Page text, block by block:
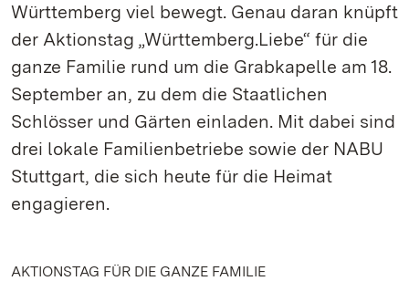
Württemberg viel bewegt. Genau daran knüpft
der Aktionstag „Württemberg.Liebe“ für die
ganze Familie rund um die Grabkapelle am 18.
September an, zu dem die Staatlichen
Schlösser und Gärten einladen. Mit dabei sind
drei lokale Familienbetriebe sowie der NABU
Stuttgart, die sich heute für die Heimat
engagieren.
AKTIONSTAG FÜR DIE GANZE FAMILIE